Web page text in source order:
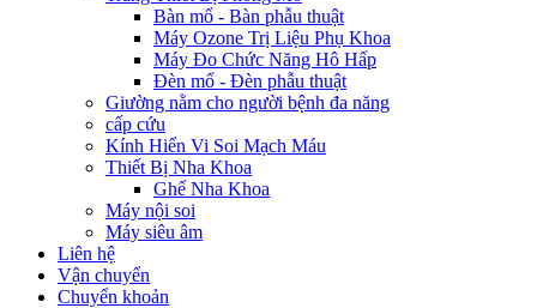
Bàn mổ - Bàn phẫu thuật
Máy Ozone Trị Liệu Phụ Khoa
Máy Đo Chức Năng Hô Hấp
Đèn mổ - Đèn phẫu thuật
Giường nằm cho người bệnh đa năng
cấp cứu
Kính Hiển Vi Soi Mạch Máu
Thiết Bị Nha Khoa
Ghế Nha Khoa
Máy nội soi
Máy siêu âm
Liên hệ
Vận chuyển
Chuyển khoản